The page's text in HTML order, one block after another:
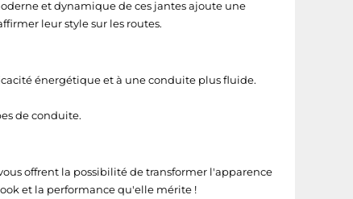
et dynamique de ces jantes ajoute une
leur style sur les routes.
énergétique et à une conduite plus fluide.
de conduite.
offrent la possibilité de transformer l'apparence
et la performance qu'elle mérite !